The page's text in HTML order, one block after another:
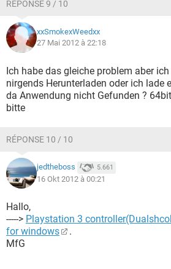
RÉPONSE 9 / 10
xxSmokexWeedxx
27 Mai 2012 à 22:18
Ich habe das gleiche problem aber
nirgends Herunterladen oder ich lade
da Anwendung nicht Gefunden ?
bitte
RÉPONSE 10 / 10
jedtheboss 5.661
16 Okt 2012 à 00:21
Hallo,
-----> Playstation 3
for windows
.
MfG